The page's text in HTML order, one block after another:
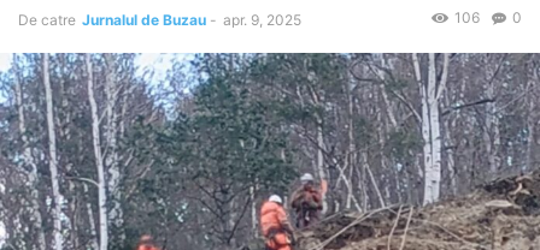
De catre Jurnalul de Buzau - apr. 9, 2025 0
106